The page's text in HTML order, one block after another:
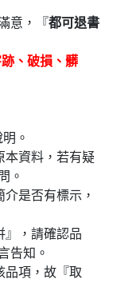
意，『都可退書
、破損、髒
。
本資料，若有疑
。
是否有標示，
』，請確認品
告知。
品項，故『取